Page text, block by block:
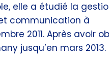
elle a étudié la
communication à
2011. Après avoir
jusqu’en mars 2013.